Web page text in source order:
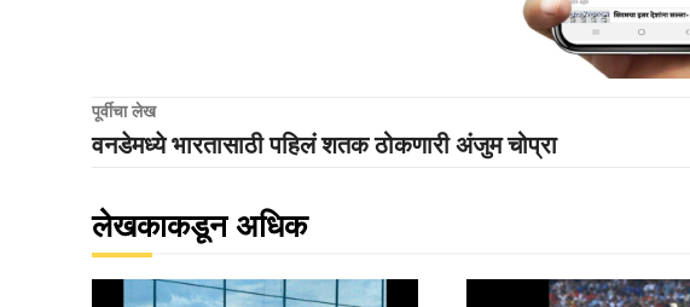
पूर्वीचा लेख
वनडेमध्ये भारतासाठी पहिलं शतक ठोकणारी अंजुम चोप्रा
लेखकाकडून अधिक